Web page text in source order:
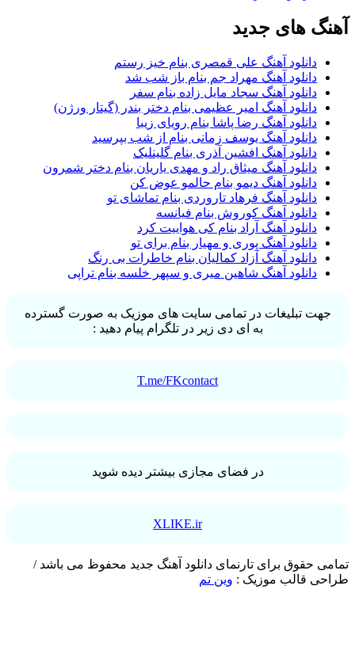
های جدید
دانلود آهنگ علی قمصری بنام خیز رستم
دانلود آهنگ مهراد جم بنام باز شب شد
دانلود آهنگ سجاد مایل زاده بنام سفر
دانلود آهنگ امیر عظیمی بنام دختر بندر (گیتار ورژن)
دانلود آهنگ رضا پاشا بنام رویای زیبا
دانلود آهنگ یوسف زمانی بنام از شب بپرسید
دانلود آهنگ افشین آذری بنام گلینلیک
دانلود آهنگ میثاق راد و مهدی یاریان بنام دختر شمرون
دانلود آهنگ دیمو بنام حالمو عوض کن
دانلود آهنگ فرهاد تاروردی بنام تماشای تو
دانلود آهنگ کوروش بنام فیانسه
دانلود آهنگ آراد بنام کی هواییت کرد
دانلود آهنگ پوری و مهیار بنام برای تو
دانلود آهنگ آزاد کمالیان بنام خاطرات بی رنگ
دانلود آهنگ شاهین میری و سپهر خلسه بنام تراپی
تبلیغات در تمامی سایت های موزیک به صورت گسترده
به ای دی زیر در تلگرام پیام دهید :
T.me/FKcontact
در فضای مجازی بیشتر دیده شوید
XLIKE.ir
حقوق برای تارنمای دانلود آهنگ جدید محفوظ می باشد /
قالب موزیک :وین تم